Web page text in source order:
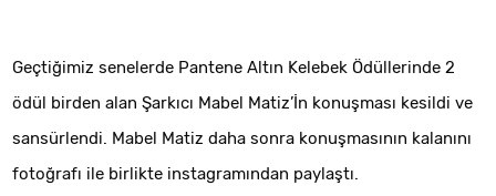
Geçtiğimiz senelerde Pantene Altın Kelebek Ödüllerinde 2
ödül birden alan Şarkıcı Mabel Matiz’İn konuşması kesildi ve
sansürlendi. Mabel Matiz daha sonra konuşmasının kalanını
fotoğrafı ile birlikte instagramından paylaştı.